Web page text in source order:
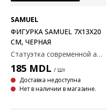
SAMUEL
ФИГУРКА SAMUEL 7X13X20
СМ, ЧЕРНАЯ
Статуэтка современной абстрактной формы с черной текстурированной отделкой. 7x13x20 см.
185 MDL / Шт
Доставка недоступна
Нет в наличии в магазине.